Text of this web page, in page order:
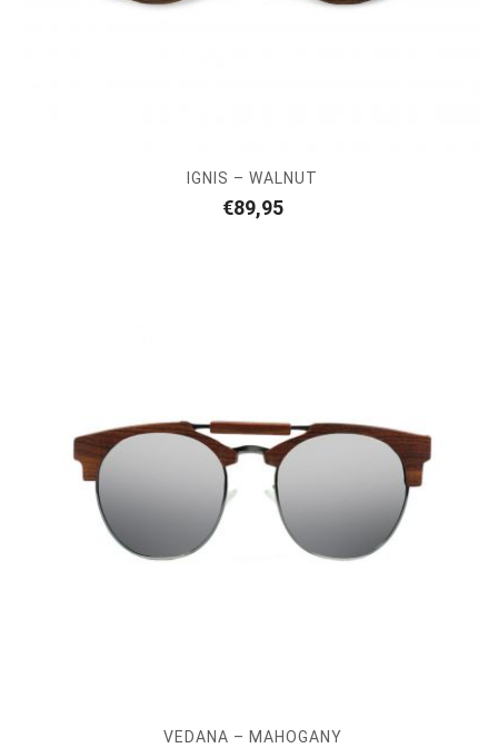
IGNIS – WALNUT
€89,95
VEDANA – MAHOGANY